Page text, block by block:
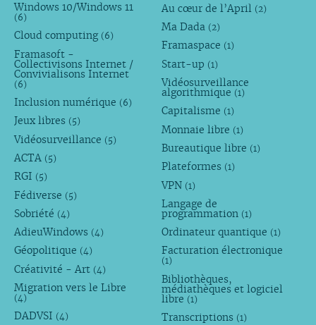
Windows 10/Windows 11
(6)
Cloud computing (6)
Framasoft -
Collectivisons Internet /
Convivialisons Internet
(6)
Inclusion numérique (6)
Jeux libres (5)
Vidéosurveillance (5)
ACTA (5)
RGI (5)
Fédiverse (5)
Sobriété (4)
AdieuWindows (4)
Géopolitique (4)
Créativité - Art (4)
Migration vers le Libre
(4)
DADVSI (4)
Au cœur de l’April (2)
Ma Dada (2)
Framaspace (1)
Start-up (1)
Vidéosurveillance
algorithmique (1)
Capitalisme (1)
Monnaie libre (1)
Bureautique libre (1)
Plateformes (1)
VPN (1)
Langage de
programmation (1)
Ordinateur quantique (1)
Facturation électronique
(1)
Bibliothèques,
médiathèques et logiciel
libre (1)
Transcriptions (1)